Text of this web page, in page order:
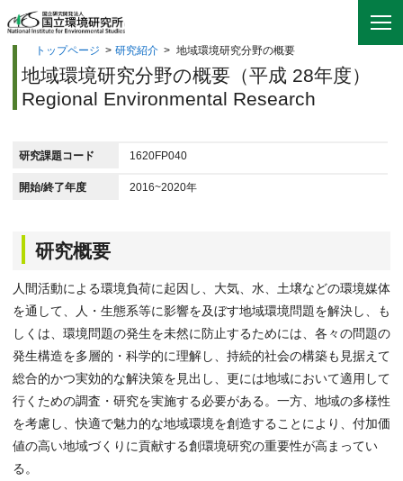
トップページ > 研究紹介 > 地域環境研究分野の概要
地域環境研究分野の概要（平成 28年度）
Regional Environmental Research
研究課題コード 1620FP040
開始/終了年度 2016~2020年
研究概要
人間活動による環境負荷に起因し、大気、水、土壌などの環境媒体
を通して、人・生態系等に影響を及ぼす地域環境問題を解決し、も
しくは、環境問題の発生を未然に防止するためには、各々の問題の
発生構造を多層的・科学的に理解し、持続的社会の構築も見据えて
総合的かつ実効的な解決策を見出し、更には地域において適用して
行くための調査・研究を実施する必要がある。一方、地域の多様性
を考慮し、快適で魅力的な地域環境を創造することにより、付加価
値の高い地域づくりに貢献する創環境研究の重要性が高まってい
る。